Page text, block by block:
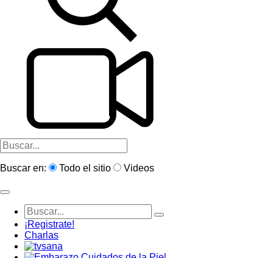
Buscar en: Todo el sitio Videos
¡Registrate!
Charlas